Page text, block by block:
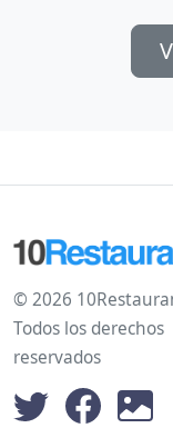
© 2026
Todos los derechos
reservados